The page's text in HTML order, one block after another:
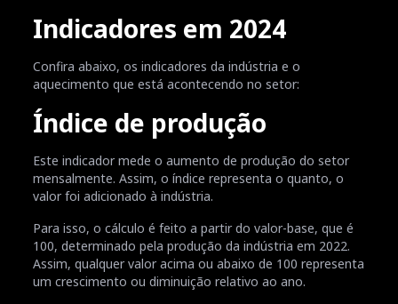
Indicadores em 2024
Confira abaixo, os indicadores da indústria e o
aquecimento que está acontecendo no setor:
Índice de produção
Este indicador mede o aumento de produção do setor
mensalmente. Assim, o índice representa o quanto, o
valor foi adicionado à indústria.
Para isso, o cálculo é feito a partir do valor-base, que é
100, determinado pela produção da indústria em 2022.
Assim, qualquer valor acima ou abaixo de 100 representa
um crescimento ou diminuição relativo ao ano.